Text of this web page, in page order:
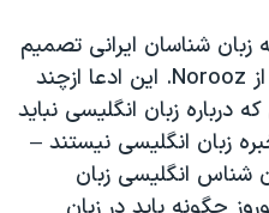
شناسان ایرانی تصمیم
گرفته اند Nowruz بهتر است از Norooz. این ادعا ازچند
زبان انگلیسی نباید
زبان انگلیسی نیستند –
شناس انگلیسی زبان